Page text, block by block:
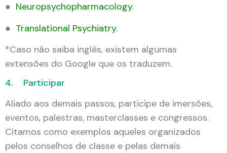
● Neuropsychopharmacology.
● Translational Psychiatry.
*Caso não saiba inglês, existem algumas
extensões do Google que os traduzem.
4. Participar
Aliado aos demais passos, participe de imersões,
eventos, palestras, masterclasses e congressos.
Citamos como exemplos aqueles organizados
pelos conselhos de classe e pelas demais